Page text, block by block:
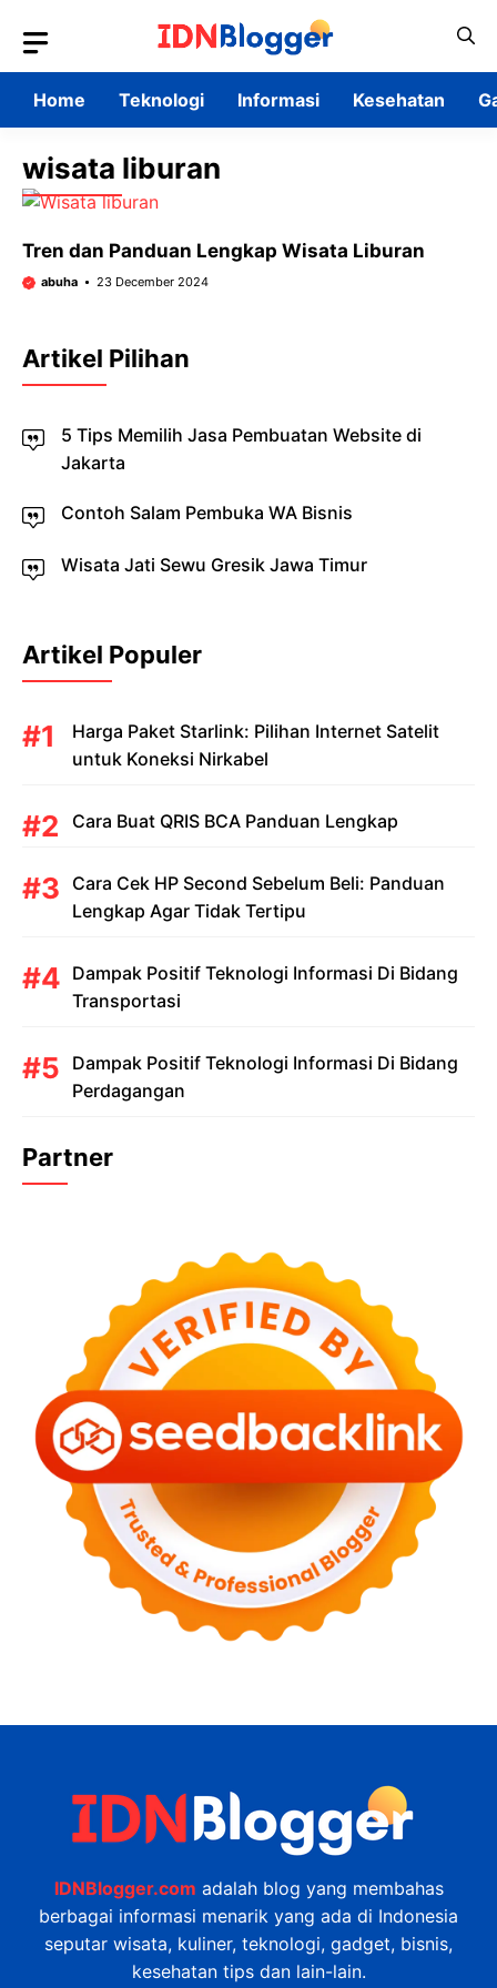
content
Home
Teknologi Informasi Kesehatan
wisata liburan
Tren dan Panduan Lengkap Wisata Liburan
abuha 23 December 2024
Artikel Pilihan
5 Tips Memilih Jasa Pembuatan Website di
Jakarta
Contoh Salam Pembuka WA Bisnis
Wisata Jati Sewu Gresik Jawa Timur
Artikel Populer
Harga Paket Starlink: Pilihan Internet Satelit
untuk Koneksi Nirkabel
Cara Buat QRIS BCA Panduan Lengkap
Cara Cek HP Second Sebelum Beli: Panduan
Lengkap Agar Tidak Tertipu
Dampak Positif Teknologi Informasi Di Bidang
Transportasi
Dampak Positif Teknologi Informasi Di Bidang
Perdagangan
Partner
IDNBlogger.com adalah blog yang membahas
berbagai informasi menarik yang ada di Indonesia
seputar wisata, kuliner, teknologi, gadget, bisnis,
kesehatan tips dan lain-lain.